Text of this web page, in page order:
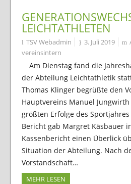
LEICHTATHLETEN
TSV Webadmin 3. Juli 2019
vereinsintern
Am Dienstag fand die
der Abteilung Leichtathletik
Thomas Klinger begrüßte den
Hauptvereins Manuel
größten Erfolge des
Bericht gab Margret Käsbauer
Kassenbericht einen Überlick
Situation der Abteilung. Nach
Vorstandschaft…
MEHR LESEN